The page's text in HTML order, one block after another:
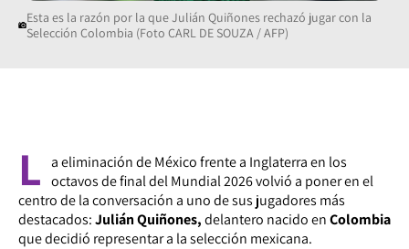
Esta es la razón por la que Julián Quiñones rechazó jugar con la
Selección Colombia (Foto CARL DE SOUZA / AFP)
L
a eliminación de México frente a Inglaterra en los
octavos de final del Mundial 2026 volvió a poner en el
centro de la conversación a uno de sus jugadores más
destacados:Julián Quiñones,delantero nacido enColombia
que decidió representar a la selección mexicana.